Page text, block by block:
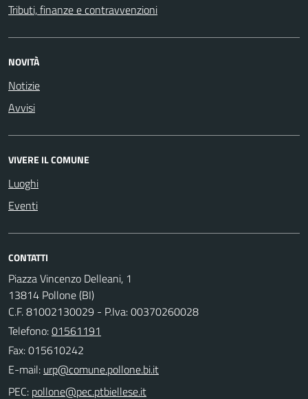
Tributi, finanze e contravvenzioni
NOVITÀ
Notizie
Avvisi
VIVERE IL COMUNE
Luoghi
Eventi
CONTATTI
Piazza Vincenzo Delleani, 1
13814 Pollone (BI)
C.F. 81002130029 - P.Iva: 00370260028
Telefono:01561191
Fax: 015610242
E-mail:
PEC: